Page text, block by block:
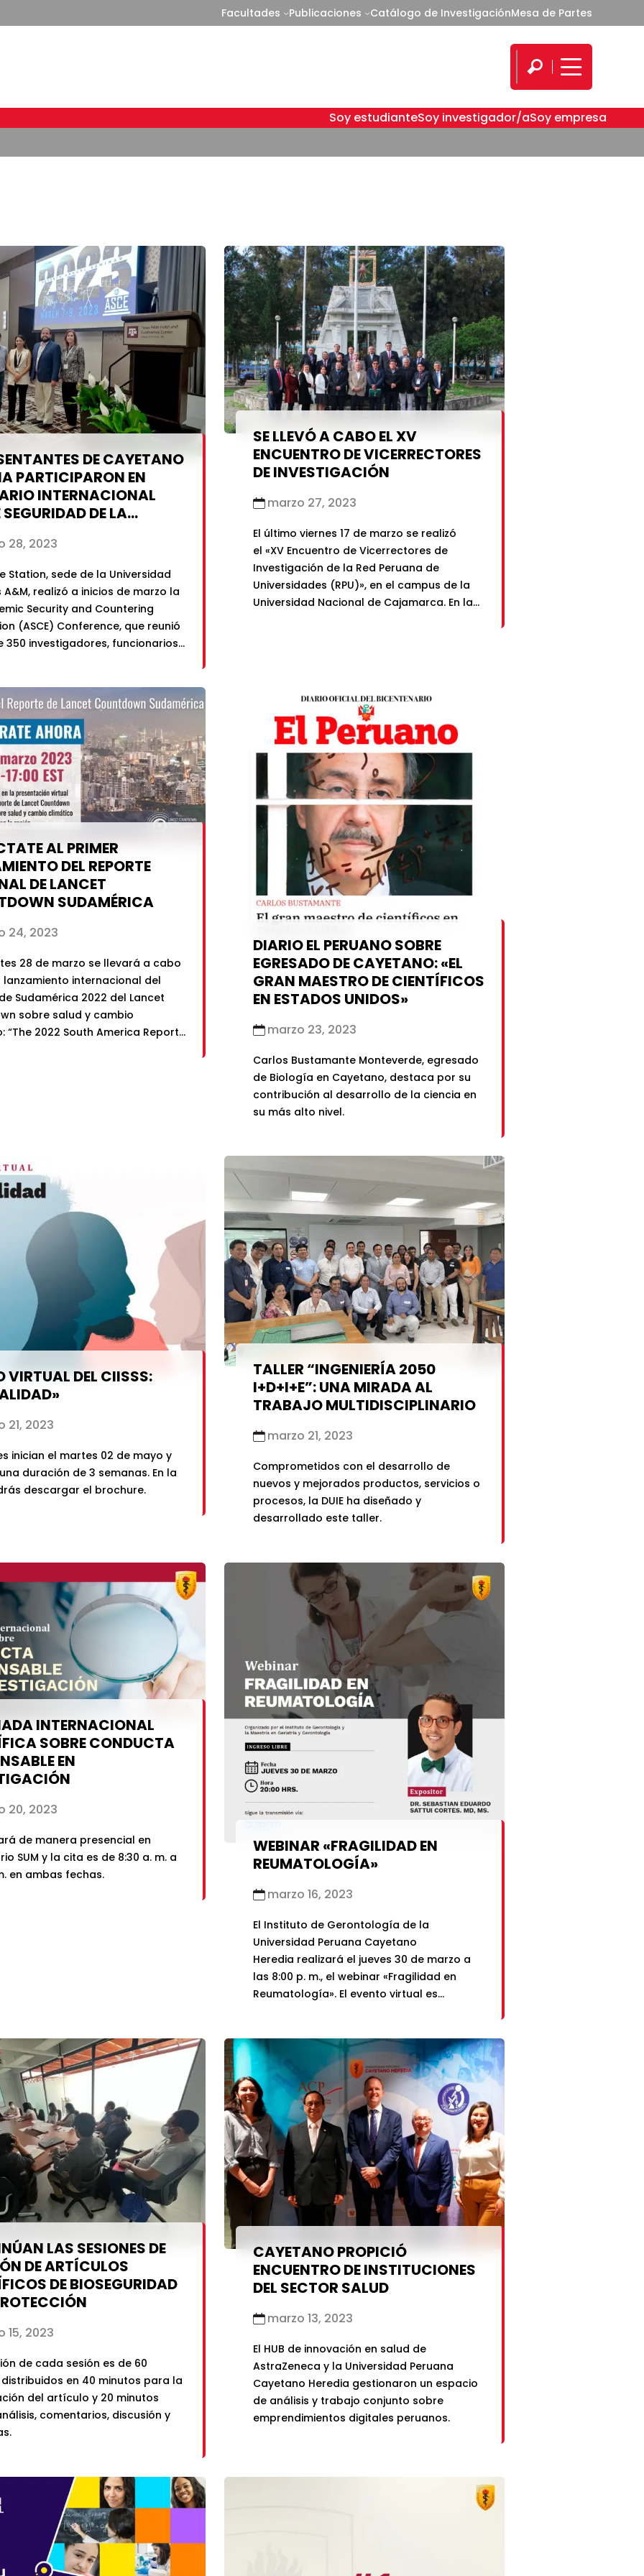
Facultades Publicaciones Catálogo de InvestigaciónMesa de Partes
Soy estudianteSoy investigador/aSoy empresa
DE CAYETANO
PARTICIPARON EN
INTERNACIONAL
SEGURIDAD DE LA
28, 2023
Station, sede de la Universidad
A&M, realizó a inicios de marzo la
Security and Countering
(ASCE) Conference, que reunió
350 investigadores, funcionarios
diez países invitados. Por parte de
estuvieron presentes
[…]
SE LLEVÓ A CABO EL XV
ENCUENTRO DE VICERRECTORES
DE INVESTIGACIÓN
marzo 27, 2023
El último viernes 17 de marzo se realizó
el «XV Encuentro de Vicerrectores de
Investigación de la Red Peruana de
Universidades (RPU)», en el campus de la
Universidad Nacional de Cajamarca. En la
AL PRIMER
DEL REPORTE
DE LANCET
SUDAMÉRICA
24, 2023
28 de marzo se llevará a cabo
lanzamiento internacional del
Sudamérica 2022 del Lancet
sobre salud y cambio
“The 2022 South America Report
DIARIO EL PERUANO SOBRE
EGRESADO DE CAYETANO: «EL
GRAN MAESTRO DE CIENTÍFICOS
EN ESTADOS UNIDOS»
marzo 23, 2023
Carlos Bustamante Monteverde, egresado
de Biología en Cayetano, destaca por su
contribución al desarrollo de la ciencia en
su más alto nivel.
VIRTUAL DEL CIISSS:
21, 2023
inician el martes 02 de mayo y
duración de 3 semanas. En la
descargar el brochure.
TALLER “INGENIERÍA 2050
I+D+I+E”: UNA MIRADA AL
TRABAJO MULTIDISCIPLINARIO
marzo 21, 2023
Comprometidos con el desarrollo de
nuevos y mejorados productos, servicios o
procesos, la DUIE ha diseñado y
desarrollado este taller.
INTERNACIONAL
SOBRE CONDUCTA
EN
20, 2023
de manera presencial en
SUM y la cita es de 8:30 a. m. a
en ambas fechas.
WEBINAR «FRAGILIDAD EN
REUMATOLOGÍA»
marzo 16, 2023
El Instituto de Gerontología de la
Universidad Peruana Cayetano
Heredia realizará el jueves 30 de marzo a
las 8:00 p. m., el webinar «Fragilidad en
Reumatología». El evento virtual es
Geriatría y Gerontología. Además, el
expositor encargado será el Dr. Sebastian
Eduardo Sattui Cortes. Finalmente, cabe
resaltar que el webinar
será gratuito (previa inscripción) y vía
Zoom. […]
LAS SESIONES DE
DE ARTÍCULOS
DE BIOSEGURIDAD
15, 2023
de cada sesión es de 60
en 40 minutos para la
del artículo y 20 minutos
comentarios, discusión y
CAYETANO PROPICIÓ
ENCUENTRO DE INSTITUCIONES
DEL SECTOR SALUD
marzo 13, 2023
El HUB de innovación en salud de
AstraZeneca y la Universidad Peruana
Cayetano Heredia gestionaron un espacio
de análisis y trabajo conjunto sobre
emprendimientos digitales peruanos.